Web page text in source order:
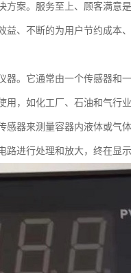
案。服务至上、顾客满意
、不断的为用户节约成本
。它通常由一个传感器和
，如化工厂、石油和气行业
器来测量容器内液体或气
进行处理和放大，终在显示